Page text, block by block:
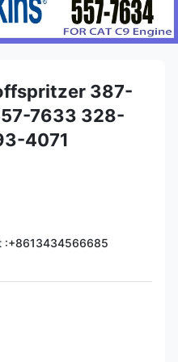
387-
7633 328-
4071
:+8613434566685